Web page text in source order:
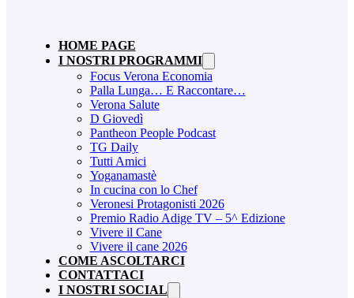
HOME PAGE
I NOSTRI PROGRAMMI
Focus Verona Economia
Palla Lunga… E Raccontare…
Verona Salute
D Giovedì
Pantheon People Podcast
TG Daily
Tutti Amici
Yoganamastè
In cucina con lo Chef
Veronesi Protagonisti 2026
Premio Radio Adige TV – 5^ Edizione
Vivere il Cane
Vivere il cane 2026
COME ASCOLTARCI
CONTATTACI
I NOSTRI SOCIAL